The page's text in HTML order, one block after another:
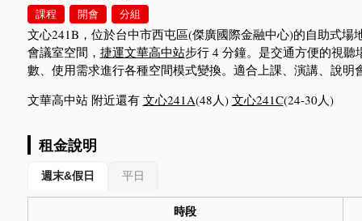
課程 開會 分組
文心241B，位於台中市西屯區(傑廣國際金融中心)的自助式場
會議室空間， 捷運文華高中站步行 4 分鐘。是交通方便的視
數、使用需求進行各種空間模式變換。適合上課、演講、說
文華高中站 附近還有 文心241A(48人) 文心241C(24-30人)
租金說明
週末&假日 平日
時段